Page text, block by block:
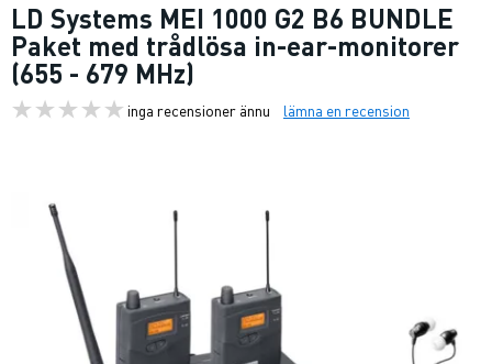
LD Systems MEI 1000 G2 B6 BUNDLE
Paket med trådlösa in-ear-monitorer
(655 - 679 MHz)
inga recensioner ännu lämna en recension